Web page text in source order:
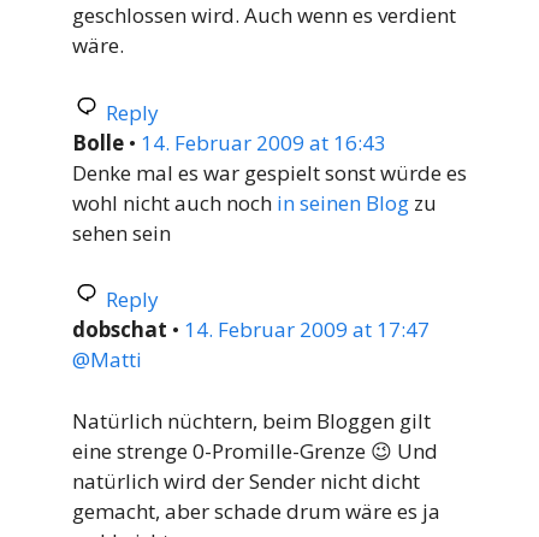
geschlossen wird. Auch wenn es verdient
wäre.
Reply
Bolle • 14. Februar 2009 at 16:43
Denke mal es war gespielt sonst würde es
wohl nicht auch noch in seinen Blog zu
sehen sein
Reply
dobschat • 14. Februar 2009 at 17:47
@Matti
Natürlich nüchtern, beim Bloggen gilt
eine strenge 0-Promille-Grenze 😉 Und
natürlich wird der Sender nicht dicht
gemacht, aber schade drum wäre es ja